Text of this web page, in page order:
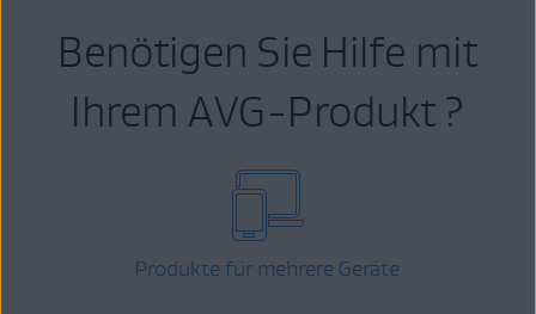
Benötigen Sie Hilfe mit
Ihrem AVG-Produkt ?
Produkte für mehrere Geräte